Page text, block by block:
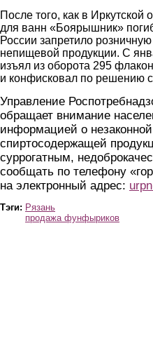
После того, как в Иркутской
для ванн «Боярышник»
России запретило
непищевой продукции. С
изъял из оборота 295
и конфисковал по решению
Управление
обращает внимание
информацией о
спиртосодержащей
суррогатным,
сообщать по телефону
на электронный адрес:
Тэги: Рязань
продажа фунфыриков